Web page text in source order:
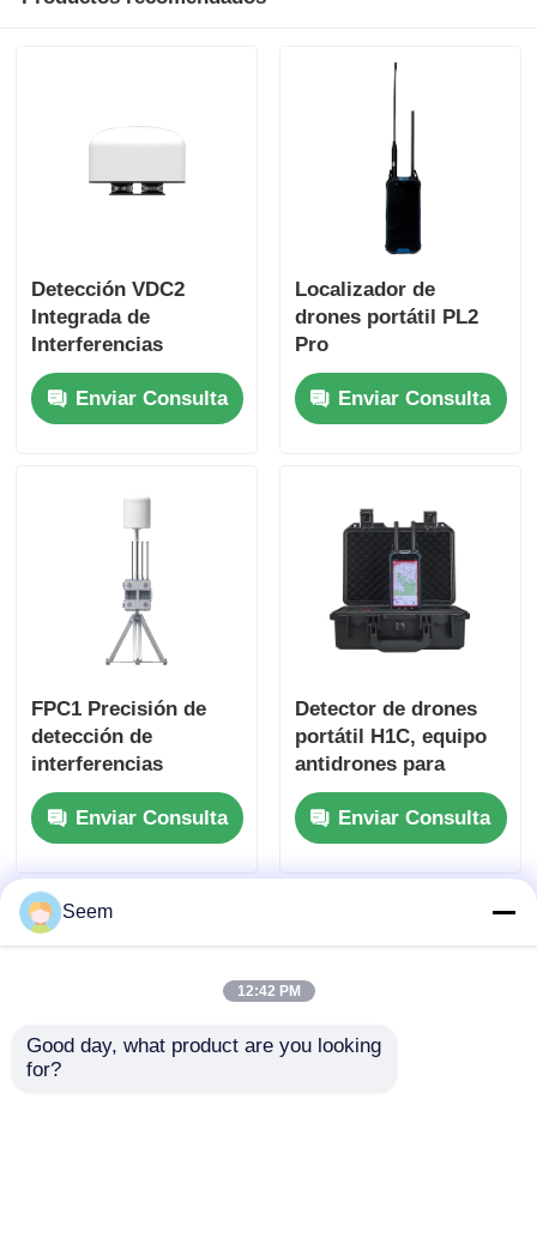
Detección VDC2
Integrada de
Interferencias
Enviar Consulta
Localizador de
drones portátil PL2
Pro
Enviar Consulta
FPC1 Precisión de
detección de
interferencias
integradas
Enviar Consulta
Detector de drones
portátil H1C, equipo
antidrones para
identificación
Enviar Consulta
Seem
12:42 PM
Good day, what product are you looking
for?